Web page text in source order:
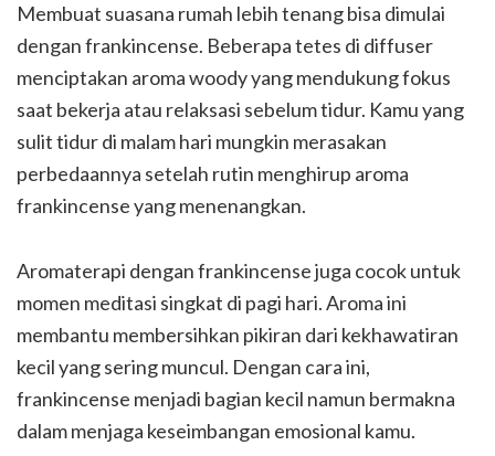
Membuat suasana rumah lebih tenang bisa dimulai
dengan frankincense. Beberapa tetes di diffuser
menciptakan aroma woody yang mendukung fokus
saat bekerja atau relaksasi sebelum tidur. Kamu yang
sulit tidur di malam hari mungkin merasakan
perbedaannya setelah rutin menghirup aroma
frankincense yang menenangkan.
Aromaterapi dengan frankincense juga cocok untuk
momen meditasi singkat di pagi hari. Aroma ini
membantu membersihkan pikiran dari kekhawatiran
kecil yang sering muncul. Dengan cara ini,
frankincense menjadi bagian kecil namun bermakna
dalam menjaga keseimbangan emosional kamu.